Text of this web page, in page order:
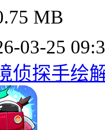
MB
03-25
侦探手绘